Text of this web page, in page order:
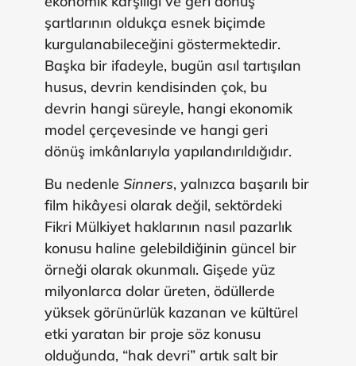
şartlarının oldukça esnek biçimde
kurgulanabileceğini göstermektedir.
Başka bir ifadeyle, bugün asıl tartışılan
husus, devrin kendisinden çok, bu
devrin hangi süreyle, hangi ekonomik
model çerçevesinde ve hangi geri
dönüş imkânlarıyla yapılandırıldığıdır.
Bu nedenle Sinners, yalnızca başarılı bir
film hikâyesi olarak değil, sektördeki
Fikri Mülkiyet haklarının nasıl pazarlık
konusu haline gelebildiğinin güncel bir
örneği olarak okunmalı. Gişede yüz
milyonlarca dolar üreten, ödüllerde
yüksek görünürlük kazanan ve kültürel
etki yaratan bir proje söz konusu
olduğunda, “hak devri” artık salt bir